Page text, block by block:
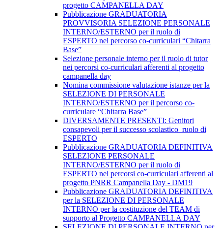
progetto CAMPANELLA DAY
Pubblicazione GRADUATORIA
PROVVISORIA SELEZIONE PERSONALE
INTERNO/ESTERNO per il ruolo di
ESPERTO nel percorso co-curriculari “Chitarra
Base”
Selezione personale interno per il ruolo di tutor
nei percorsi co-curriculari afferenti al progetto
campanella day
Nomina commissione valutazione istanze per la
SELEZIONE DI PERSONALE
INTERNO/ESTERNO per il percorso co-
curriculare “Chitarra Base”
DIVERSAMENTE PRESENTI: Genitori
consapevoli per il successo scolastico_ruolo di
ESPERTO
Pubblicazione GRADUATORIA DEFINITIVA
SELEZIONE PERSONALE
INTERNO/ESTERNO per il ruolo di
ESPERTO nei percorsi co-curriculari afferenti al
progetto PNRR Campanella Day - DM19
Pubblicazione GRADUATORIA DEFINITIVA
per la SELEZIONE DI PERSONALE
INTERNO per la costituzione del TEAM di
supporto al Progetto CAMPANELLA DAY